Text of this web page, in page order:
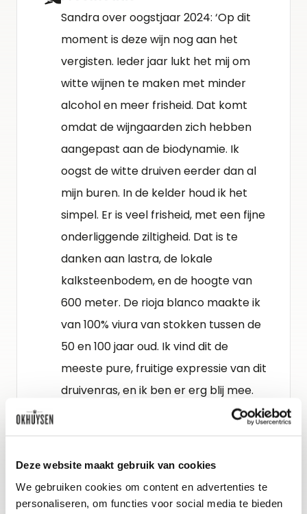
Deze website maakt gebruik van cookies
We gebruiken cookies om content en advertenties te
personaliseren, om functies voor social media te bieden
Sandra over oogstjaar 2024: ‘Op dit
moment is deze wijn nog aan het
vergisten. Ieder jaar lukt het mij om
witte wijnen te maken met minder
alcohol en meer frisheid. Dat komt
omdat de wijngaarden zich hebben
aangepast aan de biodynamie. Ik
oogst de witte druiven eerder dan al
mijn buren. In de kelder houd ik het
simpel. Er is veel frisheid, met een fijne
onderliggende ziltigheid. Dat is te
danken aan lastra, de lokale
kalksteenbodem, en de hoogte van
600 meter. De rioja blanco maakte ik
van 100% viura van stokken tussen de
50 en 100 jaar oud. Ik vind dit de
meeste pure, fruitige expressie van dit
druivenras, en ik ben er erg blij mee.
Schenkadvies
nu tot 2029, 10-12°C